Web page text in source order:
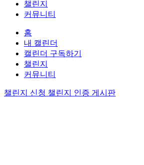
챌린지
커뮤니티
홈
내 캘린더
캘린더 구독하기
챌린지
커뮤니티
챌린지 신청 챌린지 인증 게시판